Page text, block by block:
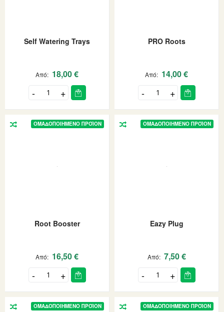
Self Watering Trays
Από 18,00 €
PRO Roots
Από 14,00 €
ΟΜΑΔΟΠΟΙΗΜΈΝΟ ΠΡΟΪΌΝ
Root Booster
Από 16,50 €
ΟΜΑΔΟΠΟΙΗΜΈΝΟ ΠΡΟΪΌΝ
Eazy Plug
Από 7,50 €
ΟΜΑΔΟΠΟΙΗΜΈΝΟ ΠΡΟΪΌΝ ΟΜΑΔΟΠΟΙΗΜΈΝΟ ΠΡΟΪΌΝ